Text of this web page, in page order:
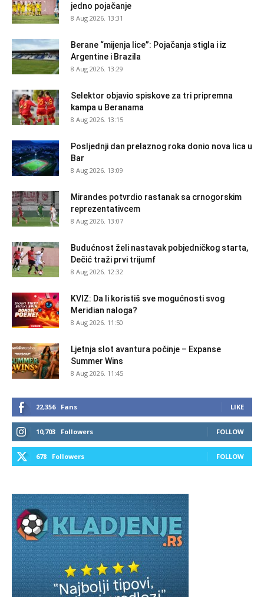
jedno pojačanje
8 Aug 2026. 13:31
Berane “mijenja lice”: Pojačanja stigla i iz
Argentine i Brazila
8 Aug 2026. 13:29
Selektor objavio spiskove za tri pripremna
kampa u Beranama
8 Aug 2026. 13:15
Posljednji dan prelaznog roka donio nova lica u
Bar
8 Aug 2026. 13:09
Mirandes potvrdio rastanak sa crnogorskim
reprezentativcem
8 Aug 2026. 13:07
Budućnost želi nastavak pobjedničkog starta,
Dečić traži prvi trijumf
8 Aug 2026. 12:32
KVIZ: Da li koristiš sve mogućnosti svog
Meridian naloga?
8 Aug 2026. 11:50
Ljetnja slot avantura počinje – Expanse
Summer Wins
8 Aug 2026. 11:45
22,356 Fans LIKE
10,703 Followers FOLLOW
678 Followers FOLLOW